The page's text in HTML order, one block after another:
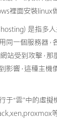
裡面安裝linux
）是指多
同一個服務器，
站受到攻擊，那
影響，這種主機
“雲”中的虛擬